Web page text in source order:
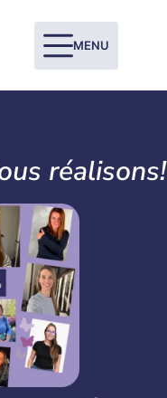
MENU
réalisons!